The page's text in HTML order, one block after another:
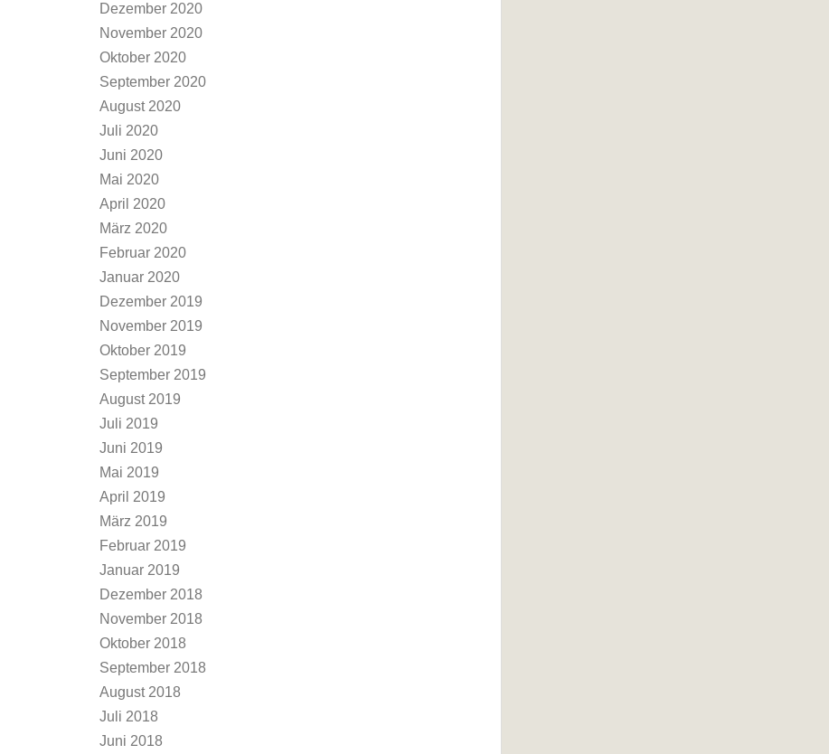
Dezember 2020
November 2020
Oktober 2020
September 2020
August 2020
Juli 2020
Juni 2020
Mai 2020
April 2020
März 2020
Februar 2020
Januar 2020
Dezember 2019
November 2019
Oktober 2019
September 2019
August 2019
Juli 2019
Juni 2019
Mai 2019
April 2019
März 2019
Februar 2019
Januar 2019
Dezember 2018
November 2018
Oktober 2018
September 2018
August 2018
Juli 2018
Juni 2018